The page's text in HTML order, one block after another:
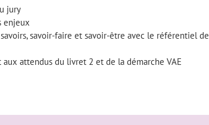
jury
enjeux
savoir-faire et savoir-être avec le référentiel de
attendus du livret 2 et de la démarche VAE